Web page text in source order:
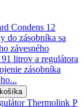
Condens 12
do zásobníka sa
závesného
litrov a regulátora
zásobníka